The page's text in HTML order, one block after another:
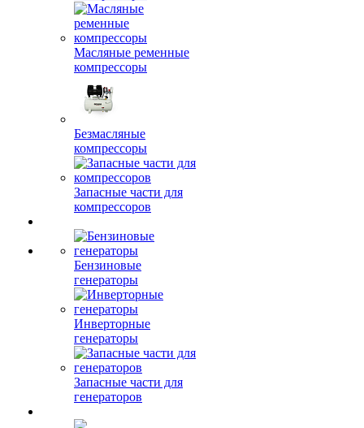
Масляные ременные
компрессоры
Безмасляные
компрессоры
Запасные части для
компрессоров
Бензиновые
генераторы
Инверторные
генераторы
Запасные части для
генераторов